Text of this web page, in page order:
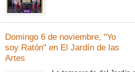
Domingo 6 de noviembre, "Yo
soy Ratón" en El Jardín de las
Artes